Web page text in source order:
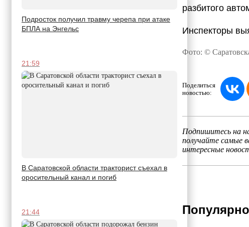
Подросток получил травму черепа при атаке
БПЛА на Энгельс
21:59
В Саратовской области тракторист съехал в
оросительный канал и погиб
21:44
разбитого
Инспекторы
Фото: ©
Поделиться
новостью:
Подпишитесь на
получайте самые
интересные